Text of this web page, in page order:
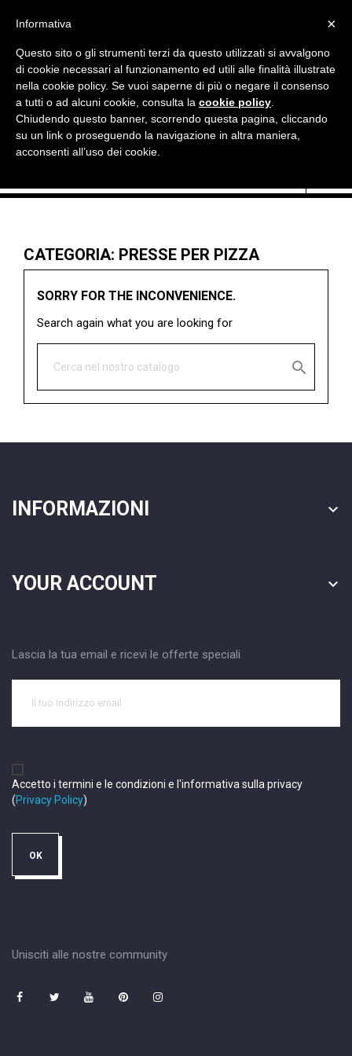

Currency: EUR € 
CATEGORIA: PRESSE PER PIZZA
SORRY FOR THE INCONVENIENCE.
Search again what you are looking for

INFORMAZIONI 
YOUR ACCOUNT 
Lascia la tua email e ricevi le offerte speciali
Accetto i termini e le condizioni e l'informativa sulla privacy
(Privacy Policy)
Unisciti alle nostre community
×
Informativa
Questo sito o gli strumenti terzi da questo utilizzati si avvalgono
di cookie necessari al funzionamento ed utili alle finalità illustrate
nella cookie policy. Se vuoi saperne di più o negare il consenso
a tutti o ad alcuni cookie, consulta la cookie policy
Chiudendo questo banner, scorrendo questa pagina, cliccando
su un link o proseguendo la navigazione in altra maniera,
acconsenti all’uso dei cookie.